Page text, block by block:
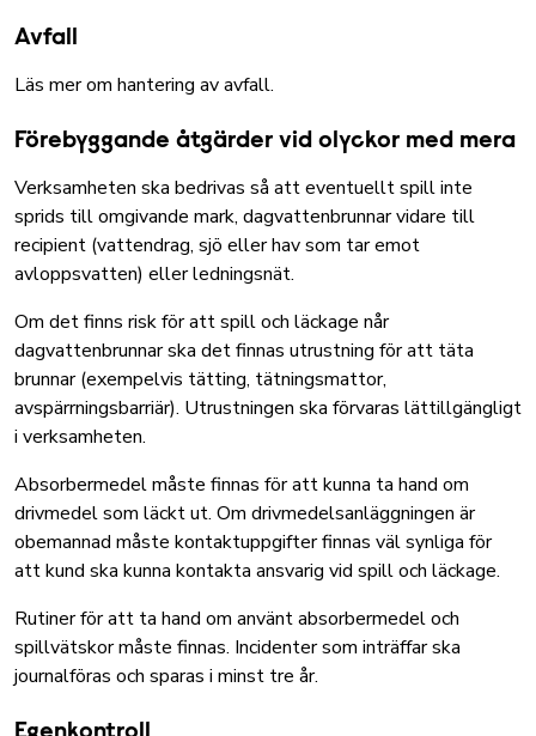
Avfall
Läs mer om hantering av avfall.
Förebyggande åtgärder vid olyckor med mera
Verksamheten ska bedrivas så att eventuellt spill inte
sprids till omgivande mark, dagvattenbrunnar vidare till
recipient (vattendrag, sjö eller hav som tar emot
avloppsvatten) eller ledningsnät.
Om det finns risk för att spill och läckage når
dagvattenbrunnar ska det finnas utrustning för att täta
brunnar (exempelvis tätting, tätningsmattor,
avspärrningsbarriär). Utrustningen ska förvaras lättillgängligt
i verksamheten.
Absorbermedel måste finnas för att kunna ta hand om
drivmedel som läckt ut. Om drivmedelsanläggningen är
obemannad måste kontaktuppgifter finnas väl synliga för
att kund ska kunna kontakta ansvarig vid spill och läckage.
Rutiner för att ta hand om använt absorbermedel och
spillvätskor måste finnas. Incidenter som inträffar ska
journalföras och sparas i minst tre år.